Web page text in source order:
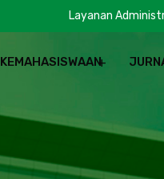
Layanan
KEMAHASISWAAN